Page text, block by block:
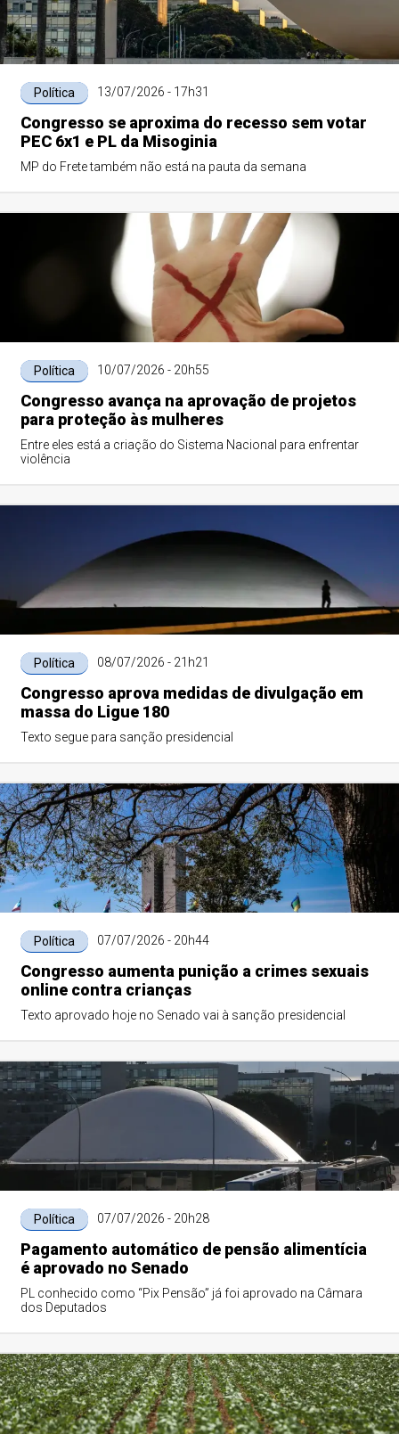
Política 13/07/2026 - 17h31
Congresso se aproxima do recesso sem votar
PEC 6x1 e PL da Misoginia
MP do Frete também não está na pauta da semana
Política 10/07/2026 - 20h55
Congresso avança na aprovação de projetos
para proteção às mulheres
Entre eles está a criação do Sistema Nacional para enfrentar
violência
Política 08/07/2026 - 21h21
Congresso aprova medidas de divulgação em
massa do Ligue 180
Texto segue para sanção presidencial
Política 07/07/2026 - 20h44
Congresso aumenta punição a crimes sexuais
online contra crianças
Texto aprovado hoje no Senado vai à sanção presidencial
Política 07/07/2026 - 20h28
Pagamento automático de pensão alimentícia
é aprovado no Senado
PL conhecido como “Pix Pensão” já foi aprovado na Câmara
dos Deputados